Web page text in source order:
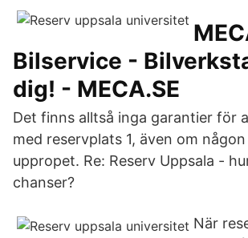
Bilservice -
dig! - MECA.SE
Det finns alltså inga garantier för
med reservplats 1, även om
uppropet. Re: Reserv Uppsala -
chanser?
När